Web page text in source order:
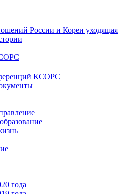
России и Кореи уходящая
КСОРС
года